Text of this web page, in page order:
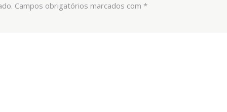
Campos obrigatórios marcados com *